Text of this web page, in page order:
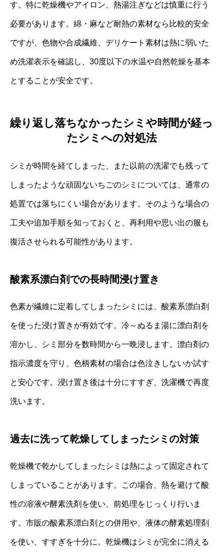
す。特に乾燥機やアイロン、熱湯注ぎなどは慎重に行う
必要があります。綿・麻など耐熱の素材なら比較的安全
ですが、色物や合成繊維、デリケート素材は熱に弱いた
め洗濯表示を確認し、30度以下の水温や自然乾燥を基本
とすることが安全です。
繰り返し落ちなかったシミや時間が経っ
たシミへの対処法
シミが時間を経てしまった、また以前の洗濯でも残って
しまったような頑固ないちごのシミについては、通常の
処置では落ちにくい場合があります。そのような場合の
工夫や追加手順を知っておくと、再利用や思い出の服も
復活させられる可能性があります。
酸素系漂白剤での長時間浸け置き
色素が繊維に定着してしまったシミには、酸素系漂白剤
を使った浸け置きが有効です。冷～ぬるま湯に漂白剤を
溶かし、シミ部分を数時間から一晩浸します。漂白剤の
指示濃度を守り、色柄素材の場合は色泣きしないか試す
と安心です。浸け置き後は十分にすすぎ、洗濯機で再度
洗います。
過去に洗って乾燥してしまったシミの対策
乾燥機で乾かしてしまったシミは熱によって固定されて
しまっていることがあります。この場合、熱を避けて酸
性の溶液や酵素洗剤を使い、前処理をじっくり行いま
す。市販の酸素系漂白剤との併用や、液体の酵素処理剤
を使い、すすぎを十分に。乾燥機はシミが完全に消える